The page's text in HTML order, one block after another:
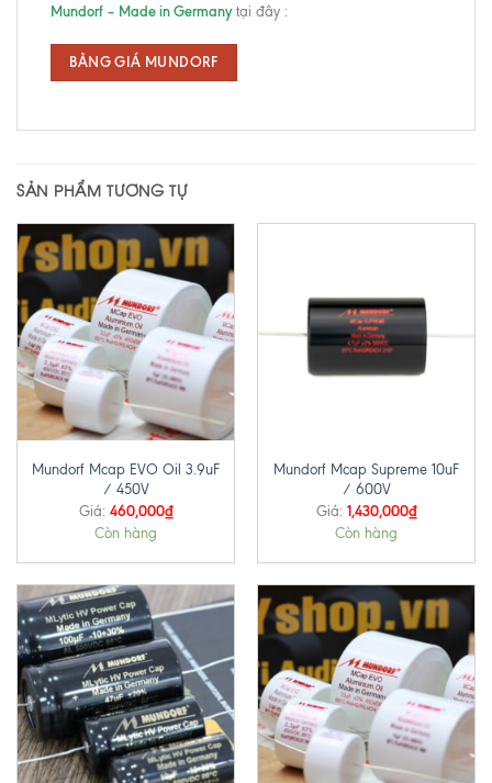
Mundorf – Made in Germanytại đây :
BẢNG GIÁ MUNDORF
SẢN PHẨM TƯƠNG TỰ
Mundorf Mcap EVO Oil 3.9uF
/ 450V
Giá: 460,000₫
Còn hàng
Mundorf Mcap Supreme 10uF
/ 600V
Giá: 1,430,000₫
Còn hàng